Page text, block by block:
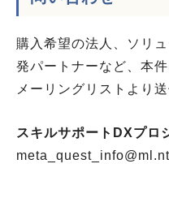
購入希望の法人、ソリ
発パートナーなど、本
メーリングリストより送
スキルサポートDXプロ